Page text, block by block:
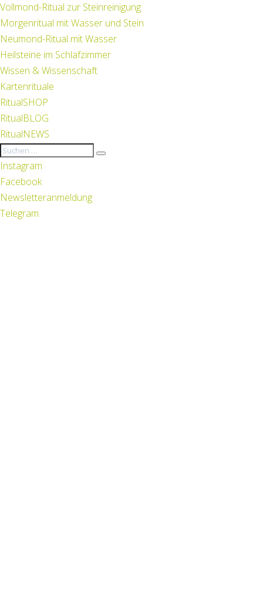
Vollmond-Ritual zur Steinreinigung
Morgenritual mit Wasser und Stein
Neumond-Ritual mit Wasser
Heilsteine im Schlafzimmer
Wissen & Wissenschaft
Kartenrituale
RitualSHOP
RitualBLOG
RitualNEWS
Instagram
Facebook
Newsletteranmeldung
Telegram